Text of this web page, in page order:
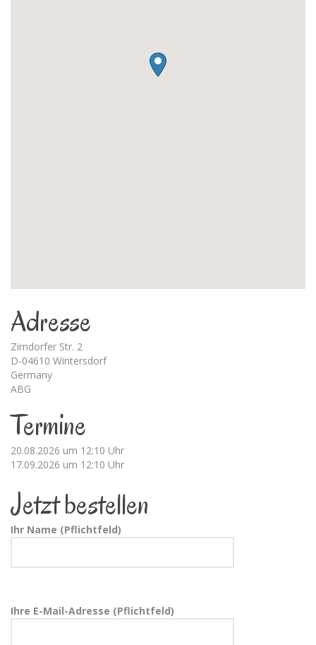
Adresse
Zirndorfer Str. 2
D-04610 Wintersdorf
Germany
ABG
Termine
20.08.2026 um 12:10 Uhr
17.09.2026 um 12:10 Uhr
Jetzt bestellen
Ihr Name (Pflichtfeld)
Ihre E-Mail-Adresse (Pflichtfeld)